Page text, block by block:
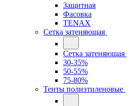
Защитная
Фасовка
TENAX
Сетка затеняющая
Сетка затеняющая
30-35%
50-55%
75-80%
Тенты полиэтиленовые